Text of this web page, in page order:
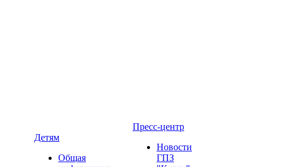
Детям
Общая
Пресс-центр
Новости
ГПЗ